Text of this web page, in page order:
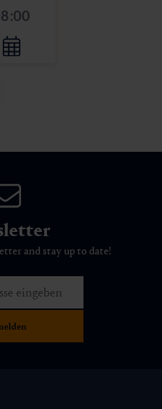
and stay up to date!